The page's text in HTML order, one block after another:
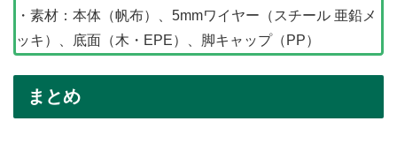
・素材：本体（帆布）、5mmワイヤー（スチール 亜鉛メ
ッキ）、底面（木・EPE）、脚キャップ（PP）
まとめ